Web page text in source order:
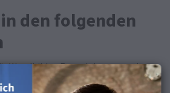
den folgenden
Wandbilder, Fotoplaketten und
erhältlich.